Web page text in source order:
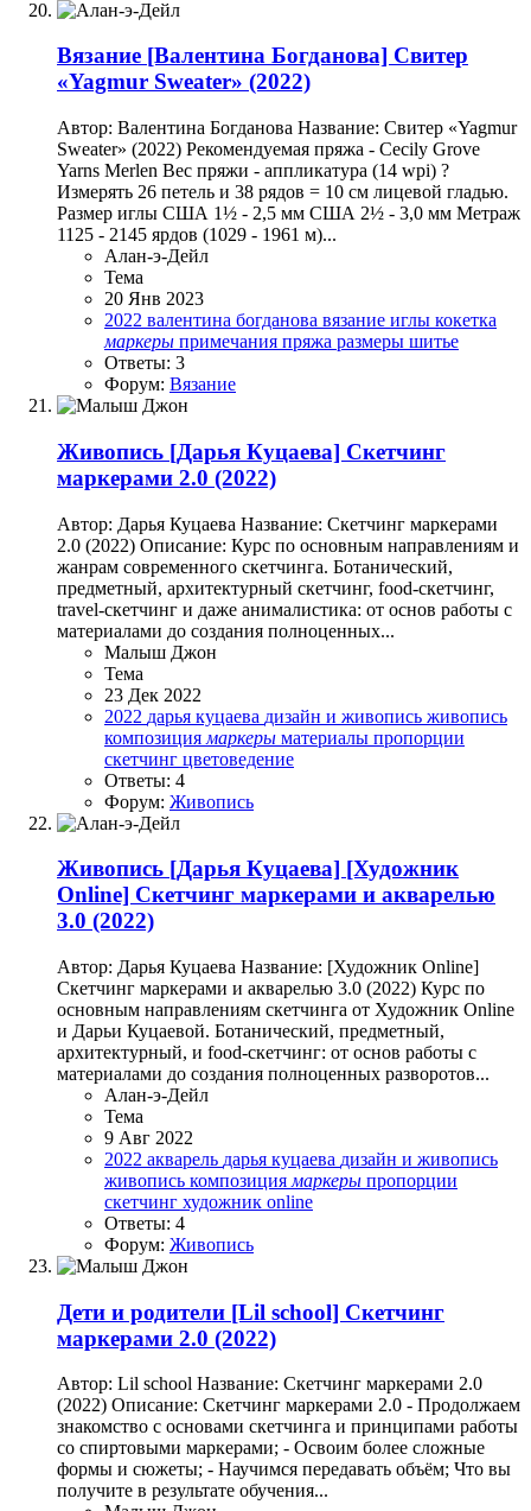
Вязание [Валентина Богданова] Свитер
«Yagmur Sweater» (2022)
Автор: Валентина Богданова Название: Свитер «Yagmur
Sweater» (2022) Рекомендуемая пряжа - Cecily Grove
Yarns Merlen Вес пряжи - аппликатура (14 wpi) ?
Измерять 26 петель и 38 рядов = 10 см лицевой гладью.
Размер иглы США 1½ - 2,5 мм США 2½ - 3,0 мм Метраж
1125 - 2145 ярдов (1029 - 1961 м)...
Алан-э-Дейл
Тема
20 Янв 2023
2022 валентина богданова вязание иглы кокетка
маркеры примечания пряжа размеры шитье
Ответы: 3
Форум: Вязание
Живопись [Дарья Куцаева] Скетчинг
маркерами 2.0 (2022)
Автор: Дарья Куцаева Название: Скетчинг маркерами
2.0 (2022) Описание: Курс по основным направлениям и
жанрам современного скетчинга. Ботанический,
предметный, архитектурный скетчинг, food-скетчинг,
travel-скетчинг и даже анималистика: от основ работы с
материалами до создания полноценных...
Малыш Джон
Тема
23 Дек 2022
2022 дарья куцаева дизайн и живопись живопись
композиция маркеры материалы пропорции
скетчинг цветоведение
Ответы: 4
Форум: Живопись
Живопись [Дарья Куцаева] [Художник
Online] Скетчинг маркерами и акварелью
3.0 (2022)
Автор: Дарья Куцаева Название: [Художник Online]
Скетчинг маркерами и акварелью 3.0 (2022) Курс по
основным направлениям скетчинга от Художник Online
и Дарьи Куцаевой. Ботанический, предметный,
архитектурный, и food-скетчинг: от основ работы с
материалами до создания полноценных разворотов...
Алан-э-Дейл
Тема
9 Авг 2022
2022 акварель дарья куцаева дизайн и живопись
живопись композиция маркеры пропорции
скетчинг художник online
Ответы: 4
Форум: Живопись
Дети и родители [Lil school] Скетчинг
маркерами 2.0 (2022)
Автор: Lil school Название: Скетчинг маркерами 2.0
(2022) Описание: Скетчинг маркерами 2.0 - Продолжаем
знакомство с основами скетчинга и принципами работы
со спиртовыми маркерами; - Освоим более сложные
формы и сюжеты; - Научимся передавать объём; Что вы
получите в результате обучения...